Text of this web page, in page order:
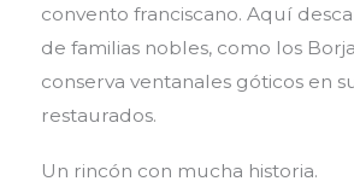
convento franciscano. Aquí
de familias nobles, como los
conserva ventanales góticos en
restaurados.
Un rincón con mucha historia.